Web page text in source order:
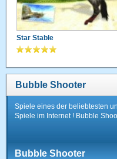
Star Stable
Bubble Shooter
Spiele eines der beliebtesten
Spiele im Internet ! Bubble
Bubble Shooter